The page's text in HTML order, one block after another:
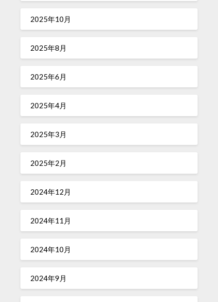
2025年10月
2025年8月
2025年6月
2025年4月
2025年3月
2025年2月
2024年12月
2024年11月
2024年10月
2024年9月